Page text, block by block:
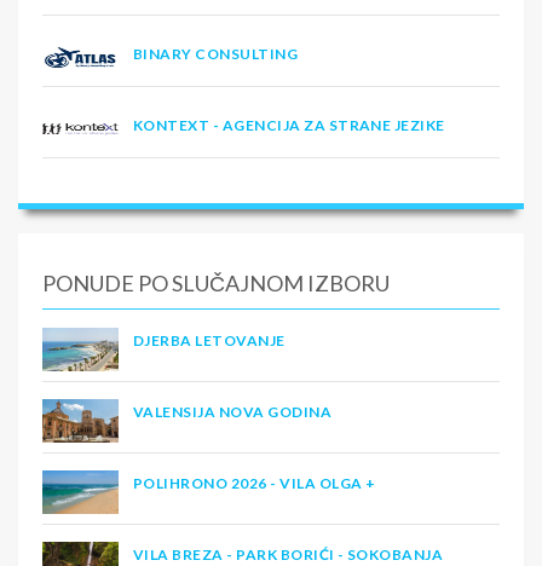
BINARY CONSULTING
KONTEXT - AGENCIJA ZA STRANE JEZIKE
PONUDE PO SLUČAJNOM IZBORU
DJERBA LETOVANJE
VALENSIJA NOVA GODINA
POLIHRONO 2026 - VILA OLGA +
VILA BREZA - PARK BORIĆI - SOKOBANJA